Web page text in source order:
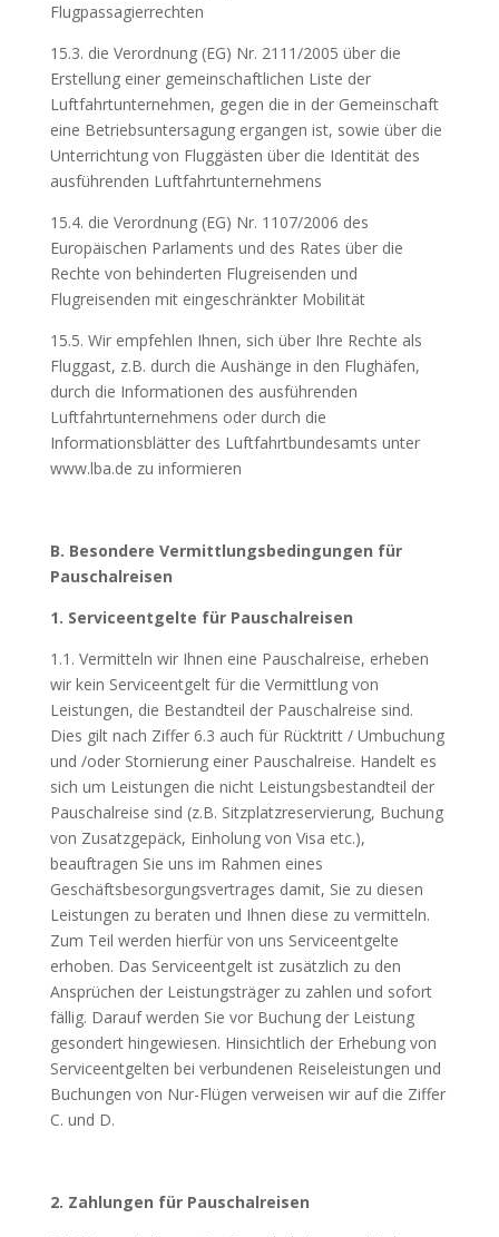
Flugpassagierrechten
15.3. die Verordnung (EG) Nr. 2111/2005 über die
Erstellung einer gemeinschaftlichen Liste der
Luftfahrtunternehmen, gegen die in der Gemeinschaft
eine Betriebsuntersagung ergangen ist, sowie über die
Unterrichtung von Fluggästen über die Identität des
ausführenden Luftfahrtunternehmens
15.4. die Verordnung (EG) Nr. 1107/2006 des
Europäischen Parlaments und des Rates über die
Rechte von behinderten Flugreisenden und
Flugreisenden mit eingeschränkter Mobilität
15.5. Wir empfehlen Ihnen, sich über Ihre Rechte als
Fluggast, z.B. durch die Aushänge in den Flughäfen,
durch die Informationen des ausführenden
Luftfahrtunternehmens oder durch die
Informationsblätter des Luftfahrtbundesamts unter
www.lba.de zu informieren
B. Besondere Vermittlungsbedingungen für
Pauschalreisen
1. Serviceentgelte für Pauschalreisen
1.1. Vermitteln wir Ihnen eine Pauschalreise, erheben
wir kein Serviceentgelt für die Vermittlung von
Leistungen, die Bestandteil der Pauschalreise sind.
Dies gilt nach Ziffer 6.3 auch für Rücktritt / Umbuchung
und /oder Stornierung einer Pauschalreise. Handelt es
sich um Leistungen die nicht Leistungsbestandteil der
Pauschalreise sind (z.B. Sitzplatzreservierung, Buchung
von Zusatzgepäck, Einholung von Visa etc.),
beauftragen Sie uns im Rahmen eines
Geschäftsbesorgungsvertrages damit, Sie zu diesen
Leistungen zu beraten und Ihnen diese zu vermitteln.
Zum Teil werden hierfür von uns Serviceentgelte
erhoben. Das Serviceentgelt ist zusätzlich zu den
Ansprüchen der Leistungsträger zu zahlen und sofort
fällig. Darauf werden Sie vor Buchung der Leistung
gesondert hingewiesen. Hinsichtlich der Erhebung von
Serviceentgelten bei verbundenen Reiseleistungen und
Buchungen von Nur-Flügen verweisen wir auf die Ziffer
C. und D.
2. Zahlungen für Pauschalreisen